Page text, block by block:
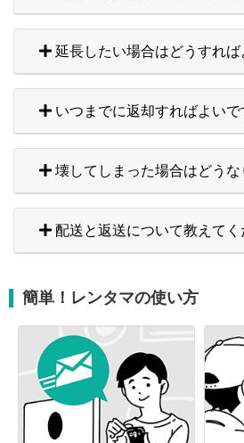
延長したい場合はどうすれば
いつまでに返却すればよいで
壊してしまった場合はどうな
配送と返送について教えてく
簡単！レンタマの使い方